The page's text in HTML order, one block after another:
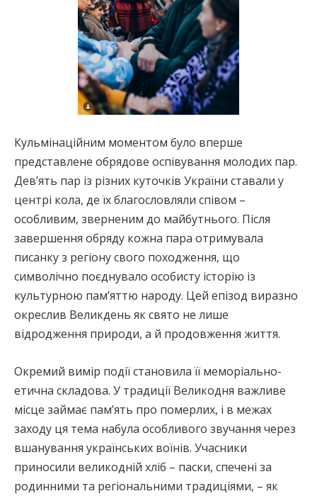
Кульмінаційним моментом було вперше
представлене обрядове оспівування молодих пар.
Дев’ять пар із різних куточків України ставали у
центрі кола, де їх благословляли співом –
особливим, зверненим до майбутнього. Після
завершення обряду кожна пара отримувала
писанку з регіону свого походження, що
символічно поєднувало особисту історію із
культурною пам’яттю народу. Цей епізод виразно
окреслив Великдень як свято не лише
відродження природи, а й продовження життя.
Окремий вимір події становила її меморіально-
етична складова. У традиції Великодня важливе
місце займає пам’ять про померлих, і в межах
заходу ця тема набула особливого звучання через
вшанування українських воїнів. Учасники
приносили великодній хліб – паски, спечені за
родинними та регіональними традиціями, – як